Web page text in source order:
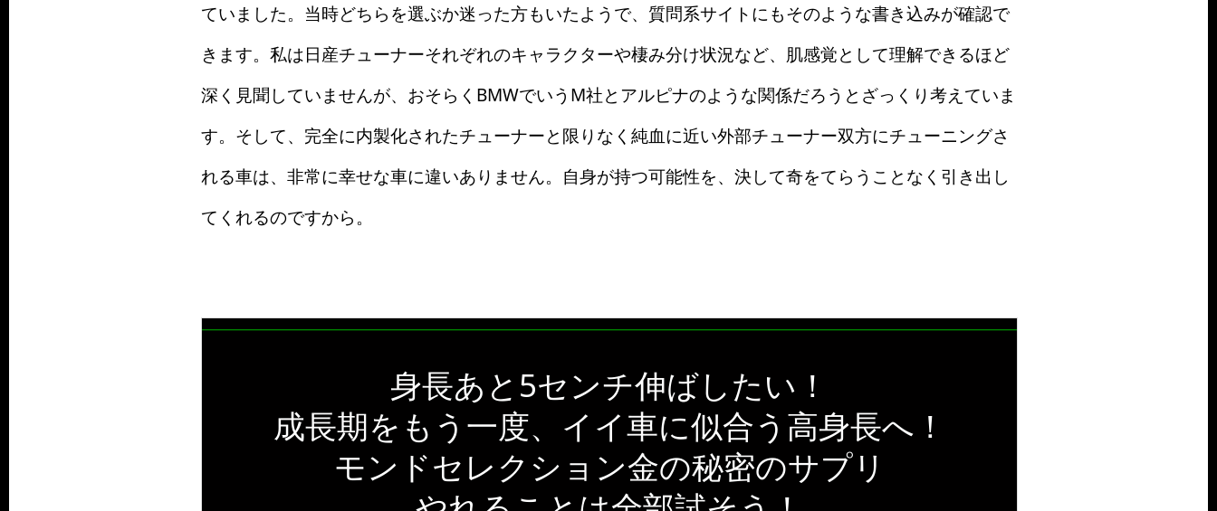
ていました。当時どちらを選ぶか迷った方もいたようで、質問系サイトにもそのような書き込みが確認で
きます。私は日産チューナーそれぞれのキャラクターや棲み分け状況など、肌感覚として理解できるほど
深く見聞していませんが、おそらくBMWでいうM社とアルピナのような関係だろうとざっくり考えていま
す。そして、完全に内製化されたチューナーと限りなく純血に近い外部チューナー双方にチューニングさ
れる車は、非常に幸せな車に違いありません。自身が持つ可能性を、決して奇をてらうことなく引き出し
てくれるのですから。
身長あと5センチ伸ばしたい！
成長期をもう一度、イイ車に似合う高身長へ！
モンドセレクション金の秘密のサプリ